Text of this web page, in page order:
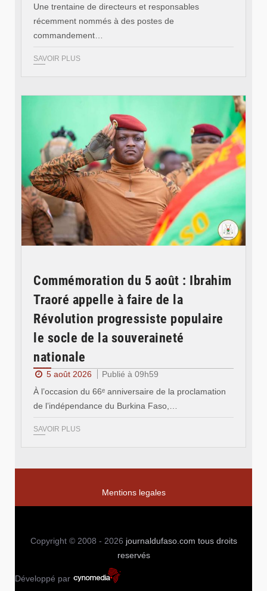
Une trentaine de directeurs et responsables
récemment nommés à des postes de
commandement…
SAVOIR PLUS
Commémoration du 5 août : Ibrahim
Traoré appelle à faire de la
Révolution progressiste populaire
le socle de la souveraineté
nationale
5 août 2026
Publié à 09h59
À l’occasion du 66ᵉ anniversaire de la proclamation
de l’indépendance du Burkina Faso,…
SAVOIR PLUS
Mentions legales
Copyright © 2008 - 2026 journaldufaso.com tous droits
reservés
Développé par